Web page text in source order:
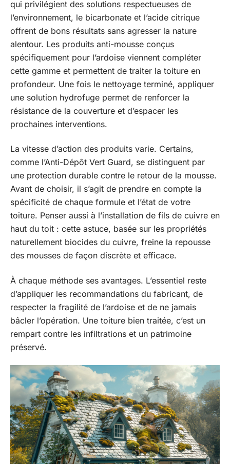
qui privilégient des solutions respectueuses de
l’environnement, le bicarbonate et l’acide citrique
offrent de bons résultats sans agresser la nature
alentour. Les produits anti-mousse conçus
spécifiquement pour l’ardoise viennent compléter
cette gamme et permettent de traiter la toiture en
profondeur. Une fois le nettoyage terminé, appliquer
une solution hydrofuge permet de renforcer la
résistance de la couverture et d’espacer les
prochaines interventions.
La vitesse d’action des produits varie. Certains,
comme l’Anti-Dépôt Vert Guard, se distinguent par
une protection durable contre le retour de la mousse.
Avant de choisir, il s’agit de prendre en compte la
spécificité de chaque formule et l’état de votre
toiture. Penser aussi à l’installation de fils de cuivre en
haut du toit : cette astuce, basée sur les propriétés
naturellement biocides du cuivre, freine la repousse
des mousses de façon discrète et efficace.
À chaque méthode ses avantages. L’essentiel reste
d’appliquer les recommandations du fabricant, de
respecter la fragilité de l’ardoise et de ne jamais
bâcler l’opération. Une toiture bien traitée, c’est un
rempart contre les infiltrations et un patrimoine
préservé.